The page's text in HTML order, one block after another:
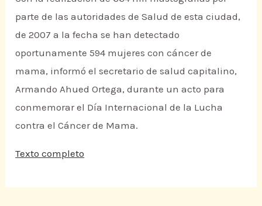
parte de las autoridades de Salud de esta ciudad,
de 2007 a la fecha se han detectado
oportunamente 594 mujeres con cáncer de
mama, informó el secretario de salud capitalino,
Armando Ahued Ortega, durante un acto para
conmemorar el Día Internacional de la Lucha
contra el Cáncer de Mama.
Texto completo